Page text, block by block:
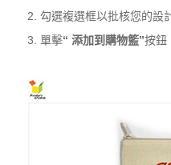
勾選複選框以批核您的設
單擊“ 添加到購物籃”按鈕